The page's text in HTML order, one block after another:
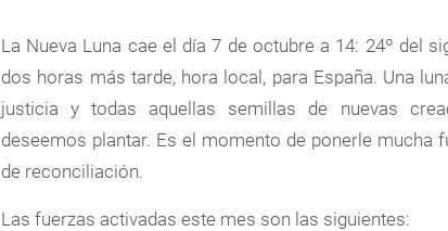
La Nueva Luna cae el día 7 de octubre a 14: 24º del
dos horas más tarde, hora local, para España. Una
justicia y todas aquellas semillas de nuevas
deseemos plantar. Es el momento de ponerle mucha
de reconciliación.
Las fuerzas activadas este mes son las siguientes: